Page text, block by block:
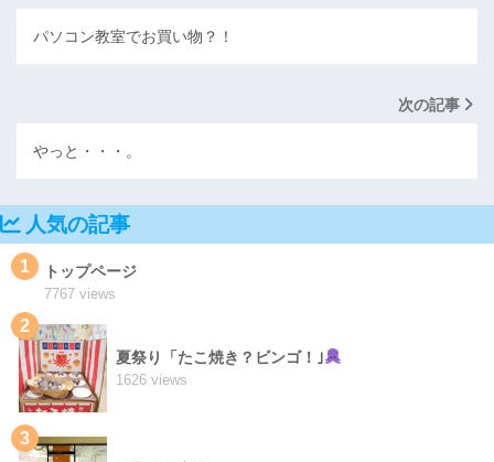
パソコン教室でお買い物？！
次の記事
やっと・・・。
人気の記事
1 トップページ
7767 views
2
夏祭り「たこ焼き？ビンゴ！｣
1626 views
3